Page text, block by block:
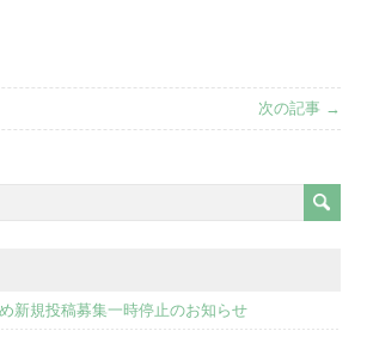
次の記事 →
新規投稿募集一時停止のお知らせ